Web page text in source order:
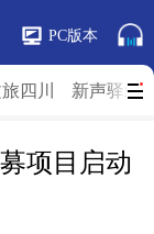
PC版本
四川 新声驿站
项目启动